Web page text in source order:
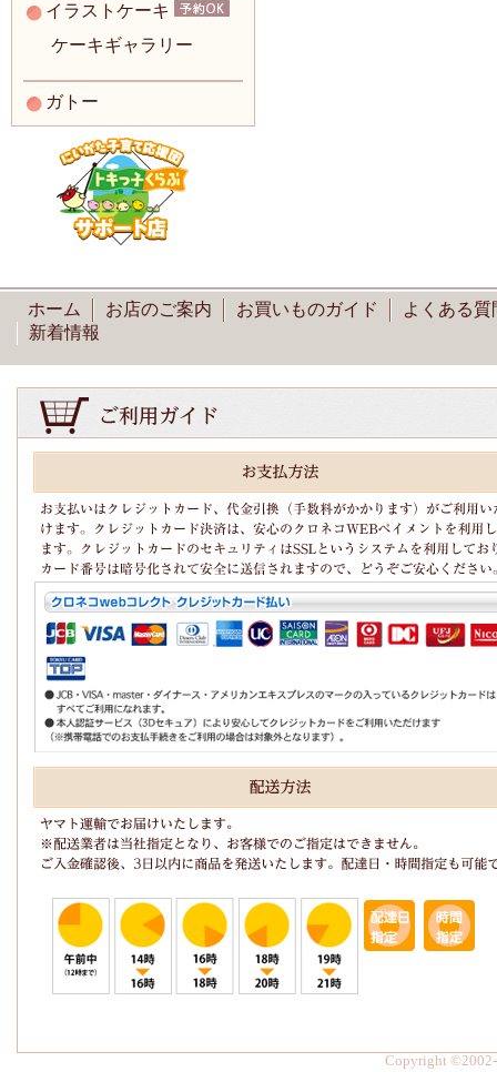
イラストケーキ
ケーキギャラリー
ガトー
ホーム お店のご案内 お買いものガイド
よくある質
新着情報
Copyright ©2002-